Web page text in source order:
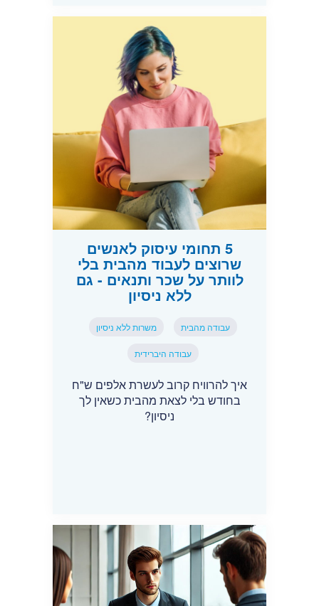
5 תחומי עיסוק לאנשים
שרוצים לעבוד מהבית בלי
לוותר על שכר ותנאים - גם
ללא ניסיון
עבודה מהבית משרות ללא ניסיון
עבודה היברידית
איך להרוויח קרוב לעשרת אלפים ש"ח
בחודש בלי לצאת מהבית כשאין לך
ניסיון?